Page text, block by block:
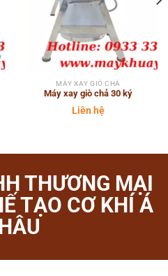
MÁY XAY GIÒ CHẢ
Máy xay giò chả 30 ký
Liên hệ
THƯƠNG MẠI
TẠO CƠ KHÍ Á